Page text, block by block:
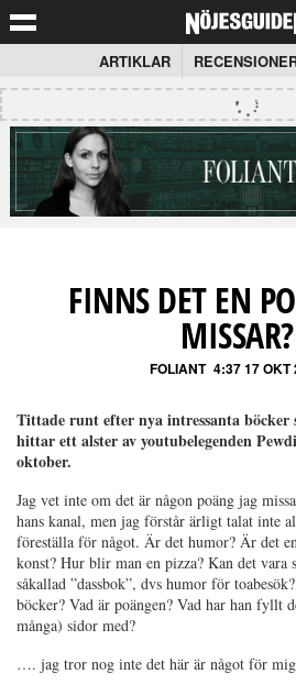
ARTIKLAR
FINNS DET EN
MISSAR?
FOLIANT 4:37 17 OKT
Tittade runt efter nya intressanta böcker
hittar ett alster av youtubelegenden
oktober.
Jag vet inte om det är någon poäng jag
hans kanal, men jag förstår ärligt talat inte
föreställa för något. Är det humor? Är det
konst? Hur blir man en pizza? Kan det vara
såkallad ”dassbok”, dvs humor för
böcker? Vad är poängen? Vad har han fyllt
många) sidor med?
…. jag tror nog inte det här är något för